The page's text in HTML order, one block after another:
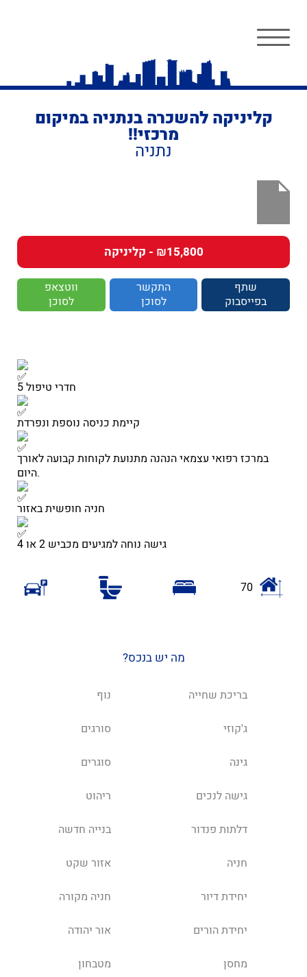
קליניקה להשכרה בנתניה במיקום
מרכזי!!
נתניה
₪15,800 - קליניקה
שתף
בפייסבוק
התקשר
לסוכן
ווטצאפ
לסוכן
5 חדרי טיפול
קיימת כניסה נוספת ונפרדת
במרכז רפואי עצמאי הנהנה מתנועת לקוחות קבועה לאורך
היום.
חניה חופשית באזור
גישה נוחה למגיעים מכביש 2 או 4
70
מה יש בנכס?
בריכת שחייה נוף
ג'קוזי סורגים
גינה סוגרים
גישה לנכים ריהוט
דלתות פנדור בנייה חדשה
חניה אזור שקט
יחידת דיור חניה מקורה
יחידת הורים אור יהודה
מחסן מטבחון